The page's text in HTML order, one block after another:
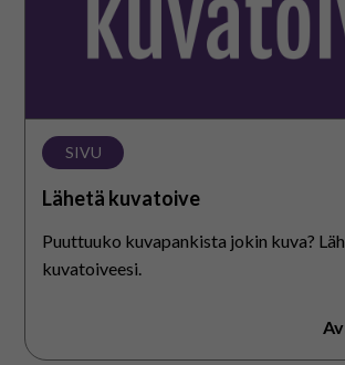
SIVU
Lähetä kuvatoive
Puuttuuko kuvapankista jokin kuva?
kuvatoiveesi.